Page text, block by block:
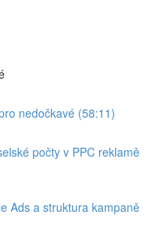
nedočkavé (58:11)
počty v PPC reklamě
Ads a struktura kampaně